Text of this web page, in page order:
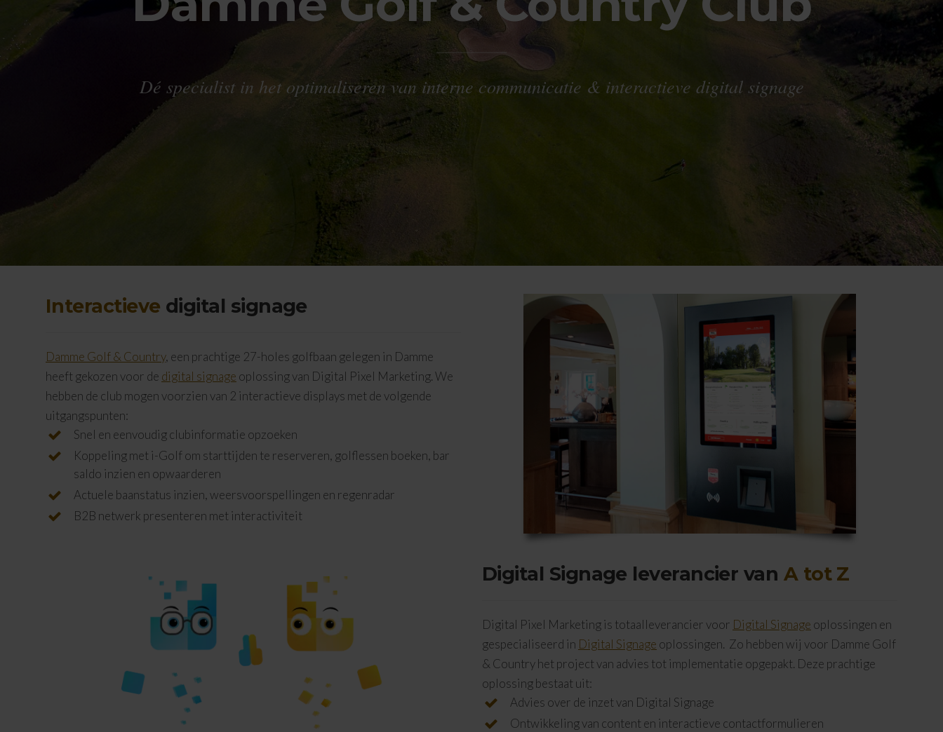
Dé specialist in het optimaliseren van interne communicatie & interactieve digital signage
Interactieve digital signage
Damme Golf & Country, een prachtige 27-holes golfbaan gelegen in Damme
heeft gekozen voor de digital signage oplossing van Digital Pixel Marketing. We
hebben de club mogen voorzien van 2 interactieve displays met de volgende
uitgangspunten:
Snel en eenvoudig clubinformatie opzoeken
Koppeling met i-Golf om starttijden te reserveren, golflessen boeken, bar
saldo inzien en opwaarderen
Actuele baanstatus inzien, weersvoorspellingen en regenradar
B2B netwerk presenteren met interactiviteit
Digital Signage leverancier van A tot Z
Digital Pixel Marketing is totaalleverancier voor Digital Signage oplossingen en
gespecialiseerd in Digital Signage oplossingen. Zo hebben wij voor Damme Golf
& Country het project van advies tot implementatie opgepakt. Deze prachtige
oplossing bestaat uit:
Advies over de inzet van Digital Signage
Ontwikkeling van content en interactieve contactformulieren